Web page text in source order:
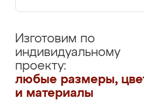
Изготовим по
индивидуальному
проекту:
любые размеры,
и материалы